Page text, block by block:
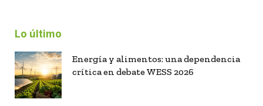
Lo último
Energía y alimentos: una dependencia
crítica en debate WESS 2026